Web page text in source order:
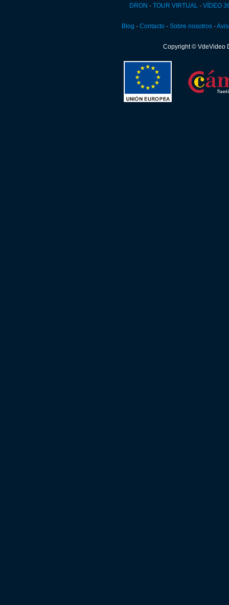
DRON · TOUR VIRTUAL· VÍDEO
Blog · Contacto· Sobre nosotros·
Copyright © VdeVideo